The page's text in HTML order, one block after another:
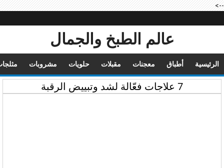
-->
عالم الطبخ والجمال
الرئيسية أطباق معجنات مقبلات حلويات مشروبات
7 علاجات فعّالة لشد وتبييض الرقبة